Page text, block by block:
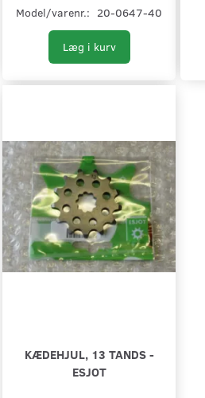
Model/varenr.: 20-0647-40
Læg i kurv
KÆDEHJUL, 13 TANDS -
ESJOT